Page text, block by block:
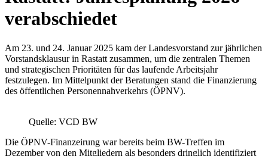
verabschiedet
Am 23. und 24. Januar 2025 kam der Landesvorstand zur jährlichen
Vorstandsklausur in Rastatt zusammen, um die zentralen Themen
und strategischen Prioritäten für das laufende Arbeitsjahr
festzulegen. Im Mittelpunkt der Beratungen stand die Finanzierung
des öffentlichen Personennahverkehrs (ÖPNV).
Quelle: VCD BW
Die ÖPNV-Finanzeirung war bereits beim BW-Treffen im
Dezember von den Mitgliedern als besonders dringlich identifiziert